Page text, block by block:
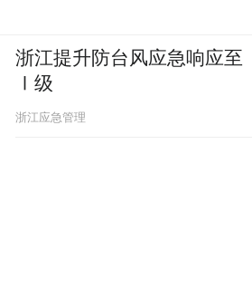
浙江提升防台风应急响应至
Ⅰ级
浙江应急管理